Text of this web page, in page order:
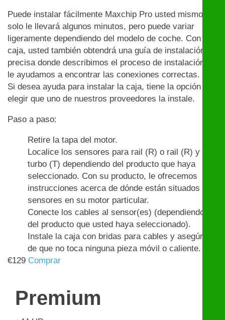
Puede instalar fácilmente Maxchip Pro usted mismo:
solo le llevará algunos minutos, pero puede variar
ligeramente dependiendo del modelo de coche. Con la
caja, usted también obtendrá una guía de instalación
precisa donde describimos el proceso de instalación y
le ayudamos a encontrar las conexiones correctas.
Si desea ayuda para instalar la caja, tiene la opción de
elegir que uno de nuestros proveedores la instale.
Paso a paso:
Retire la tapa del motor.
Localice los sensores para rail (R) o rail (R) y
turbo (T) dependiendo del producto que haya
seleccionado. Con su producto, le ofrecemos
instrucciones acerca de dónde están situados los
sensores en su motor particular.
Conecte los cables al sensor(es) (dependiendo
del producto que usted haya seleccionado).
Instale la caja con bridas para cables y asegúrese
de que no toca ninguna pieza móvil o caliente.
€129 Comprar
Premium